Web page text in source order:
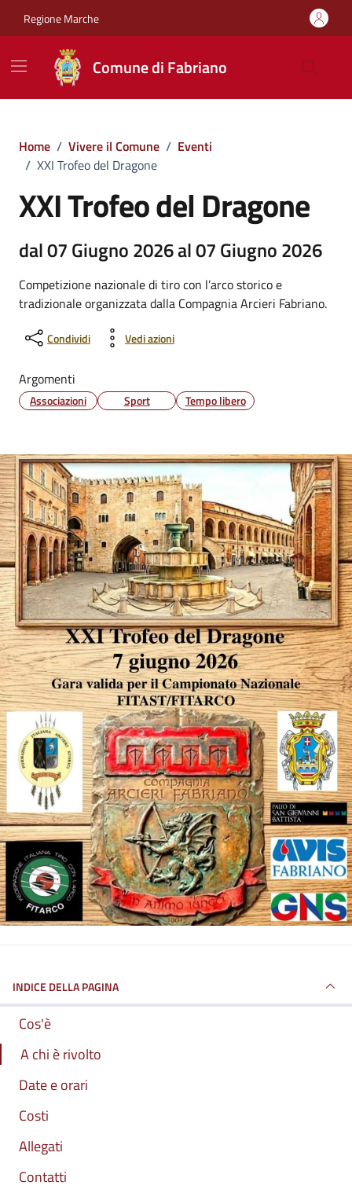
Regione Marche
Comune di Fabriano
Home / Vivere il Comune / Eventi
/ XXI Trofeo del Dragone
XXI Trofeo del Dragone
dal 07 Giugno 2026 al 07 Giugno 2026
Competizione nazionale di tiro con l’arco storico e
tradizionale organizzata dalla Compagnia Arcieri Fabriano.
Condividi Vedi azioni
Argomenti
Associazioni Sport Tempo libero
INDICE DELLA PAGINA
Cos'è
A chi è rivolto
Date e orari
Costi
Allegati
Contatti